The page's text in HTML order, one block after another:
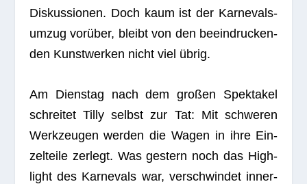
Dis­kus­sio­nen. Doch kaum ist der Kar­ne­vals­
um­zug vor­über, bleibt von den beein­dru­cken­
den Kunst­wer­ken nicht viel übrig.
Am Diens­tag nach dem gro­ßen Spek­ta­kel
schrei­tet Tilly selbst zur Tat: Mit schwe­ren
Werk­zeu­gen wer­den die Wagen in ihre Ein­
zel­teile zer­legt. Was ges­tern noch das High­
light des Kar­ne­vals war, ver­schwin­det inner­